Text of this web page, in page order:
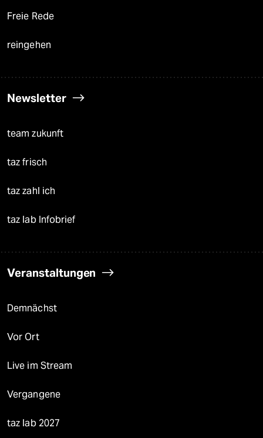
Freie Rede
reingehen
Newsletter
team zukunft
taz frisch
taz zahl ich
taz lab Infobrief
Veranstaltungen
Demnächst
Vor Ort
Live im Stream
Vergangene
taz lab 2027